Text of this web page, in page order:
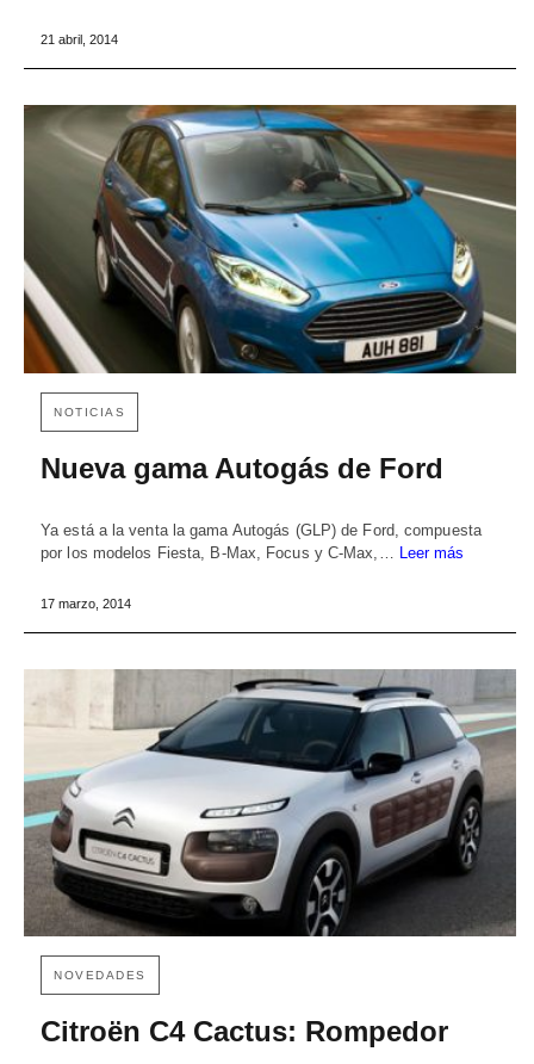
21 abril, 2014
NOTICIAS
Nueva gama Autogás de Ford
Ya está a la venta la gama Autogás (GLP) de Ford, compuesta
por los modelos Fiesta, B-Max, Focus y C-Max,… Leer más
17 marzo, 2014
NOVEDADES
Citroën C4 Cactus: Rompedor